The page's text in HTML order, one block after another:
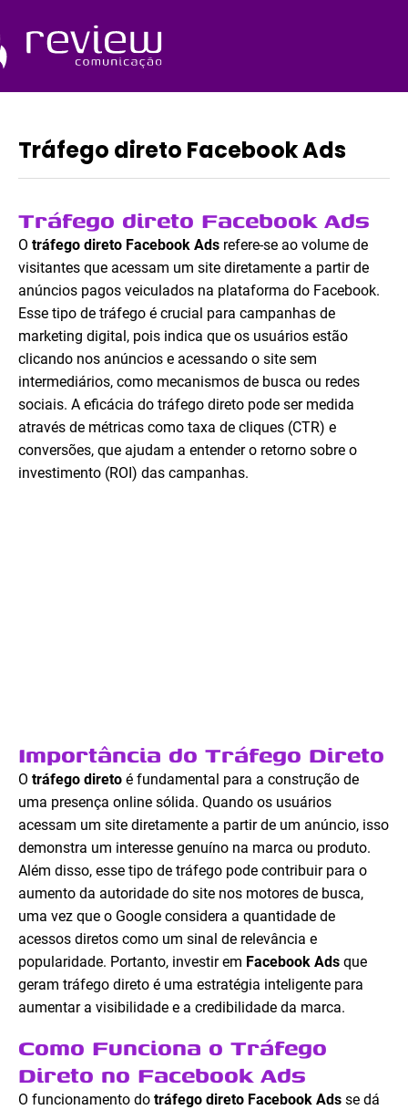
o
conteúdo
Tráfego direto Facebook Ads
Tráfego direto Facebook Ads
O tráfego direto Facebook Ads refere-se ao volume de
visitantes que acessam um site diretamente a partir de
anúncios pagos veiculados na plataforma do Facebook.
Esse tipo de tráfego é crucial para campanhas de
marketing digital, pois indica que os usuários estão
clicando nos anúncios e acessando o site sem
intermediários, como mecanismos de busca ou redes
sociais. A eficácia do tráfego direto pode ser medida
através de métricas como taxa de cliques (CTR) e
conversões, que ajudam a entender o retorno sobre o
investimento (ROI) das campanhas.
Importância do Tráfego Direto
O tráfego direto é fundamental para a construção de
uma presença online sólida. Quando os usuários
acessam um site diretamente a partir de um anúncio, isso
demonstra um interesse genuíno na marca ou produto.
Além disso, esse tipo de tráfego pode contribuir para o
aumento da autoridade do site nos motores de busca,
uma vez que o Google considera a quantidade de
acessos diretos como um sinal de relevância e
popularidade. Portanto, investir em Facebook Ads que
geram tráfego direto é uma estratégia inteligente para
aumentar a visibilidade e a credibilidade da marca.
Como Funciona o Tráfego
Direto no Facebook Ads
O funcionamento do tráfego direto Facebook Ads se dá